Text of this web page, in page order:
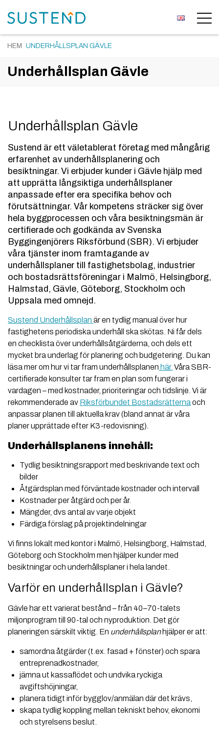
HEM UNDERHÅLLSPLAN GÄVLE
Underhållsplan Gävle
Underhållsplan Gävle
Sustend är ett väletablerat företag med mångårig
erfarenhet av underhållsplanering och
besiktningar. Vi erbjuder kunder i Gävle hjälp med
att upprätta långsiktiga underhållsplaner
anpassade efter era specifika behov och
förutsättningar. Vår kompetens sträcker sig över
hela byggprocessen och våra besiktningsmän är
certifierade och godkända av Svenska
Byggingenjörers Riksförbund (SBR). Vi erbjuder
våra tjänster inom framtagande av
underhållsplaner till fastighetsbolag, industrier
och bostadsrättsföreningar i Malmö, Helsingborg,
Halmstad, Gävle, Göteborg, Stockholm och
Uppsala med omnejd.
Sustend Underhållsplan är en tydlig manual över hur
fastighetens periodiska underhåll ska skötas. Ni får dels
en checklista över underhållsåtgärderna, och dels ett
mycket bra underlag för planering och budgetering. Du kan
läsa mer om hur vi tar fram underhållsplanen här. Våra SBR-
certifierade konsulter tar fram en plan som fungerar i
vardagen – med kostnader, prioriteringar och tidslinje. Vi är
rekommenderade av Riksförbundet Bostadsrätterna och
anpassar planen till aktuella krav (bland annat är våra
planer upprättade efter K3-redovisning).
Underhållsplanens innehåll:
Tydlig besiktningsrapport med beskrivande text och
bilder
Åtgärdsplan med förväntade kostnader och intervall
Kostnader per åtgärd och per år.
Mängder, dvs antal av varje objekt
Färdiga förslag på projektindelningar
Vi finns lokalt med kontor i Malmö, Helsingborg, Halmstad,
Göteborg och Stockholm men hjälper kunder med
besiktningar och underhållsplaner i hela landet.
Varför en underhållsplan i Gävle?
Gävle har ett varierat bestånd – från 40–70-talets
miljonprogram till 90-tal och nyproduktion. Det gör
planeringen särskilt viktig. En underhållsplan hjälper er att:
samordna åtgärder (t.ex. fasad + fönster) och spara
entreprenadkostnader,
jämna ut kassaflödet och undvika ryckiga
avgiftshöjningar,
planera tidigt inför bygglov/anmälan där det krävs,
skapa tydlig koppling mellan tekniskt behov, ekonomi
och styrelsens beslut.